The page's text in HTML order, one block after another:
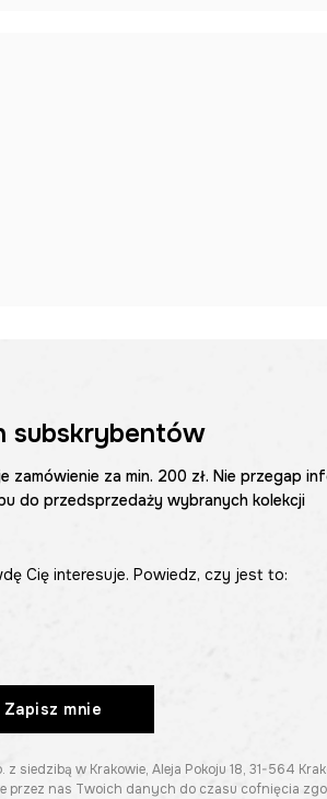
subskrybentów
za min. 200 zł. Nie przegap
do przedsprzedaży wybranych kolekcji
Cię interesuje. Powiedz, czy jest to:
Zapisz mnie
w Krakowie, Aleja Pokoju 18, 31-564
przez nas Twoich danych do czasu cofnięcia